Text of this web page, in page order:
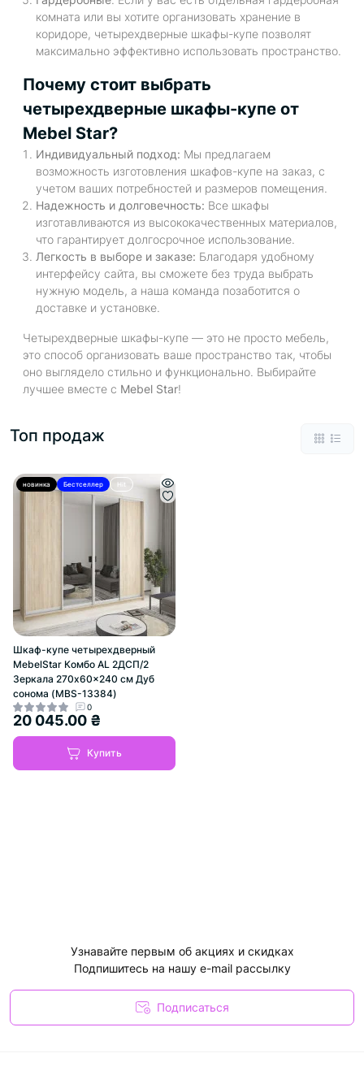
комната или вы хотите организовать хранение в
коридоре, четырехдверные шкафы-купе позволят
максимально эффективно использовать пространство.
Почему стоит выбрать
четырехдверные шкафы-купе от
Mebel Star?
Индивидуальный подход: Мы предлагаем
возможность изготовления шкафов-купе на заказ, с
учетом ваших потребностей и размеров помещения.
Надежность и долговечность: Все шкафы
изготавливаются из высококачественных материалов,
что гарантирует долгосрочное использование.
Легкость в выборе и заказе: Благодаря удобному
интерфейсу сайта, вы сможете без труда выбрать
нужную модель, а наша команда позаботится о
доставке и установке.
Четырехдверные шкафы-купе — это не просто мебель,
это способ организовать ваше пространство так, чтобы
оно выглядело стильно и функционально. Выбирайте
лучшее вместе с Mebel Star!
Топ продаж
новинка Бестселлер Hit
Шкаф-купе четырехдверный
MebelStar Комбо AL 2ДСП/2
Зеркала 270x60x240 см Дуб
сонома (MBS-13384)
0
20 045.00 ₴
Купить
Узнавайте первым об акциях и скидках
Подпишитесь на нашу e-mail рассылку
Подписаться